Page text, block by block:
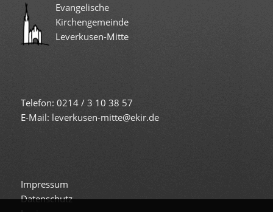
Evangelische
Kirchengemeinde
Leverkusen-Mitte
Telefon: 0214 / 3 10 38 57
E-Mail: leverkusen-mitte@ekir.de
Impressum
Datenschutz